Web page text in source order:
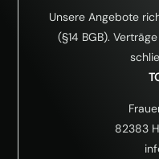
Unsere Angebote
(§14 BGB).
82383